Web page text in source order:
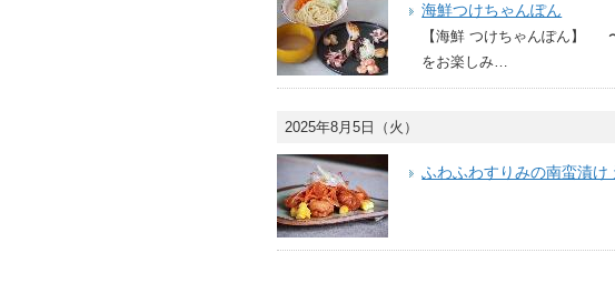
海鮮つけちゃんぽん
【海鮮 つけちゃんぽん】
をお楽しみ…
2025年8月5日（火）
ふわふわすりみの南蛮漬け